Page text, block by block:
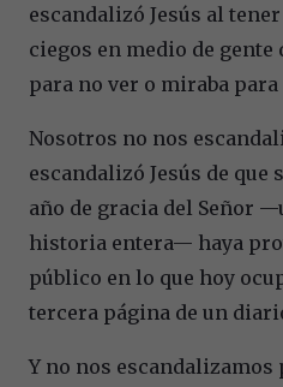
escandalizó Jesús al
ciegos en medio de gente
para no ver o miraba
Nosotros no nos
escandalizó Jesús de
año de gracia del Señor
historia entera— haya
público en lo que hoy
tercera página de un
Y no nos